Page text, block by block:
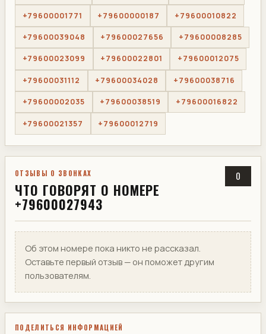
+79600001771 +79600000187 +79600010822
+79600039048 +79600027656 +79600008285
+79600023099 +79600022801 +79600012075
+79600031112 +79600034028 +79600038716
+79600002035 +79600038519 +79600016822
+79600021357 +79600012719
ОТЗЫВЫ О ЗВОНКАХ
ЧТО ГОВОРЯТ О НОМЕРЕ
+79600027943
0
Об этом номере пока никто не рассказал.
Оставьте первый отзыв — он поможет другим
пользователям.
ПОДЕЛИТЬСЯ ИНФОРМАЦИЕЙ